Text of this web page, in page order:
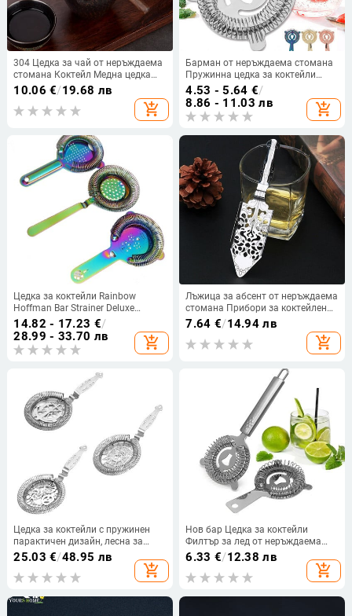
304 Цедка за чай от неръждаема
стомана Коктейл Медна цедка
Сито Аксесоари за коктейли
10.06 €/19.68 лв
add_shopping_cart
Барман от неръждаема стомана
Пружинна цедка за коктейли
Барман Julep Вино Напитка
Филтърна цедка на кубчета лед
Кухненски аксесоари за барове
4.53 - 5.64 €/
8.86 - 11.03 лв
add_shopping_cart
Цедка за коктейли Rainbow
Hoffman Bar Strainer Deluxe
Strainer For cocktail drink Bar tool
14.82 - 17.23 €/
28.99 - 33.70 лв
add_shopping_cart
Лъжица за абсент от неръждаема
стомана Прибори за коктейлен
бар Тел Смесена цедка Горчива
лъжичка Чаша за абсент
Прибори за напитки Лъжица
7.64 €/14.94 лв
add_shopping_cart
Цедка за коктейли с пружинен
парактичен дизайн, лесна за
почистване и издръжлива за
съхранение
25.03 €/48.95 лв
add_shopping_cart
Нов бар Цедка за коктейли
Филтър за лед от неръждаема
стомана Пружинна цедка Делукс
цедка Гевгир за смесени напитки
Филтър Аксесоари за бар
6.33 €/12.38 лв
add_shopping_cart